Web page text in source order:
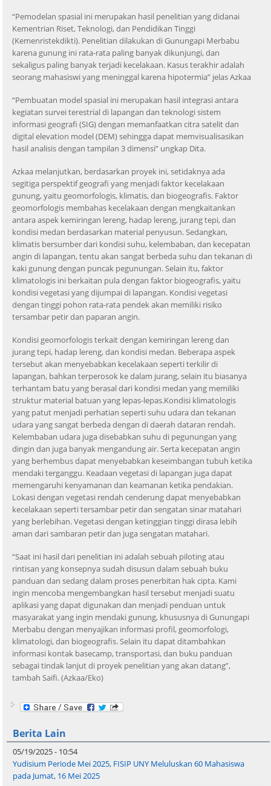
“Pemodelan spasial ini merupakan hasil penelitian yang didanai
Kementrian Riset, Teknologi, dan Pendidikan Tinggi
(Kemenristekdikti). Penelitian dilakukan di Gunungapi Merbabu
karena gunung ini rata-rata paling banyak dikunjungi, dan
sekaligus paling banyak terjadi kecelakaan. Kasus terakhir adalah
seorang mahasiswi yang meninggal karena hipotermia” jelas Azkaa
“Pembuatan model spasial ini merupakan hasil integrasi antara
kegiatan survei terestrial di lapangan dan teknologi sistem
informasi geografi (SIG) dengan memanfaatkan citra satelit dan
digital elevation model (DEM) sehingga dapat memvisualisasikan
hasil analisis dengan tampilan 3 dimensi” ungkap Dita.
Azkaa melanjutkan, berdasarkan proyek ini, setidaknya ada
segitiga perspektif geografi yang menjadi faktor kecelakaan
gunung, yaitu geomorfologis, klimatis, dan biogeografis. Faktor
geomorfologis membahas kecelakaan dengan mengkaitankan
antara aspek kemiringan lereng, hadap lereng, jurang tepi, dan
kondisi medan berdasarkan material penyusun. Sedangkan,
klimatis bersumber dari kondisi suhu, kelembaban, dan kecepatan
angin di lapangan, tentu akan sangat berbeda suhu dan tekanan di
kaki gunung dengan puncak pegunungan. Selain itu, faktor
klimatologis ini berkaitan pula dengan faktor biogeografis, yaitu
kondisi vegetasi yang dijumpai di lapangan. Kondisi vegetasi
dengan tinggi pohon rata-rata pendek akan memiliki risiko
tersambar petir dan paparan angin.
Kondisi geomorfologis terkait dengan kemiringan lereng dan
jurang tepi, hadap lereng, dan kondisi medan. Beberapa aspek
tersebut akan menyebabkan kecelakaan seperti terkilir di
lapangan, bahkan terperosok ke dalam jurang, selain itu biasanya
terhantam batu yang berasal dari kondisi medan yang memiliki
struktur material batuan yang lepas-lepas.Kondisi klimatologis
yang patut menjadi perhatian seperti suhu udara dan tekanan
udara yang sangat berbeda dengan di daerah dataran rendah.
Kelembaban udara juga disebabkan suhu di pegunungan yang
dingin dan juga banyak mengandung air. Serta kecepatan angin
yang berhembus dapat menyebabkan keseimbangan tubuh ketika
mendaki terganggu. Keadaan vegetasi di lapangan juga dapat
memengaruhi kenyamanan dan keamanan ketika pendakian.
Lokasi dengan vegetasi rendah cenderung dapat menyebabkan
kecelakaan seperti tersambar petir dan sengatan sinar matahari
yang berlebihan. Vegetasi dengan ketinggian tinggi dirasa lebih
aman dari sambaran petir dan juga sengatan matahari.
“Saat ini hasil dari penelitian ini adalah sebuah piloting atau
rintisan yang konsepnya sudah disusun dalam sebuah buku
panduan dan sedang dalam proses penerbitan hak cipta. Kami
ingin mencoba mengembangkan hasil tersebut menjadi suatu
aplikasi yang dapat digunakan dan menjadi penduan untuk
masyarakat yang ingin mendaki gunung, khususnya di Gunungapi
Merbabu dengan menyajikan informasi profil, geomorfologi,
klimatologi, dan biogeografis. Selain itu dapat ditambahkan
informasi kontak basecamp, transportasi, dan buku panduan
sebagai tindak lanjut di proyek penelitian yang akan datang”,
tambah Saifi. (Azkaa/Eko)
Berita Lain
05/19/2025 - 10:54
Yudisium Periode Mei 2025, FISIP UNY Meluluskan 60 Mahasiswa
pada Jumat, 16 Mei 2025